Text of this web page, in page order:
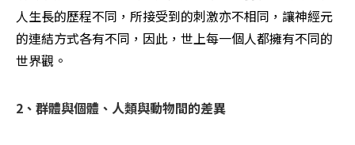
人生長的歷程不同，所接受到的刺激亦不相同，讓神經元
的連結方式各有不同，因此，世上每一個人都擁有不同的
世界觀。
2、群體與個體、人類與動物間的差異